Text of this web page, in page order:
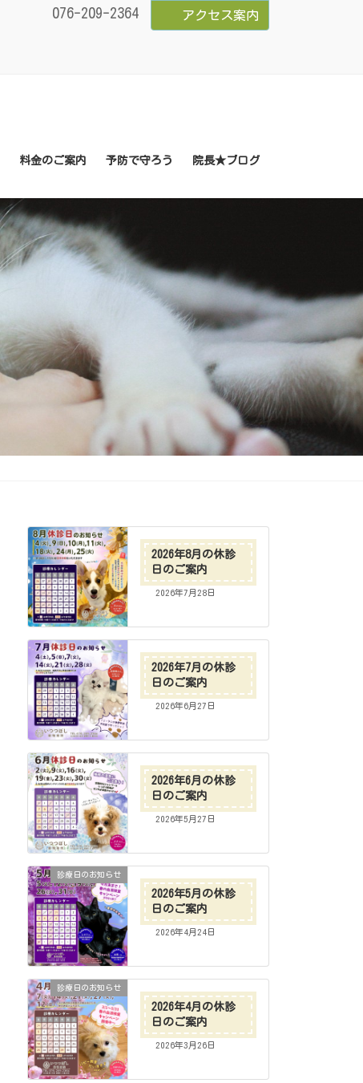
076-209-2364 アクセス案内
料金のご案内 予防で守ろう 院長★ブログ
2026年8月の休診
日のご案内
2026年7月28日
2026年7月の休診
日のご案内
2026年6月27日
2026年6月の休診
日のご案内
2026年5月27日
診療日のお知らせ
2026年5月の休診
日のご案内
2026年4月24日
診療日のお知らせ
2026年4月の休診
日のご案内
2026年3月26日